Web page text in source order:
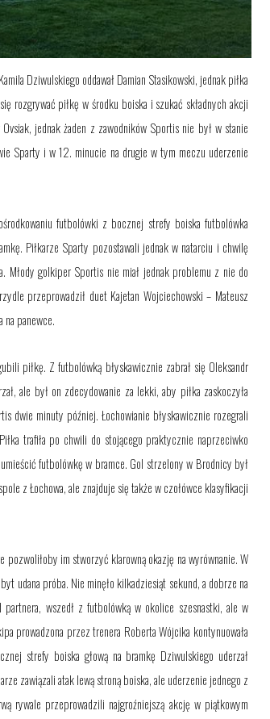
Dziwulskiego oddawał Damian Stasikowski, jednak piłka
rozgrywać piłkę w środku boiska i szukać składnych akcji
jednak żaden z zawodników Sportis nie był w stanie
Sparty i w 12. minucie na drugie w tym meczu uderzenie
futbolówki z bocznej strefy boiska futbolówka
Piłkarze Sparty pozostawali jednak w natarciu i chwilę
Młody golkiper Sportis nie miał jednak problemu z nie do
przeprowadził duet Kajetan Wojciechowski – Mateusz
na panewce.
piłkę. Z futbolówką błyskawicznie zabrał się Oleksandr
ale był on zdecydowanie za lekki, aby piłka zaskoczyła
dwie minuty później. Łochowianie błyskawicznie rozegrali
trafiła po chwili do stojącego praktycznie naprzeciwko
futbolówkę w bramce. Gol strzelony w Brodnicy był
z Łochowa, ale znajduje się także w czołówce klasyfikacji
im stworzyć klarowną okazję na wyrównanie. W
udana próba. Nie minęło kilkadziesiąt sekund, a dobrze na
wszedł z futbolówką w okolice szesnastki, ale w
prowadzona przez trenera Roberta Wójcika kontynuowała
strefy boiska głową na bramkę Dziwulskiego uderzał
zawiązali atak lewą stroną boiska, ale uderzenie jednego z
rywale przeprowadzili najgroźniejszą akcję w piątkowym